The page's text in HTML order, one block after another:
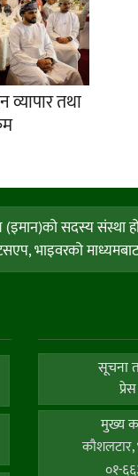
तथा
सदस्य संस्था
भाइवरको
सूचना
मुख्य
०१-